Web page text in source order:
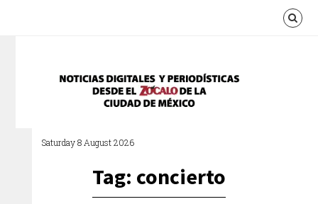
Saturday 8 August 2026
Tag: concierto